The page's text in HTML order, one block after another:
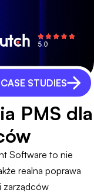
STUDIES
PMS dla
Software to nie
realna poprawa
zarządców